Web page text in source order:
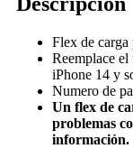
Flex de carga
Reemplace
iPhone 14 y
Numero de
Un flex de
problemas
información.